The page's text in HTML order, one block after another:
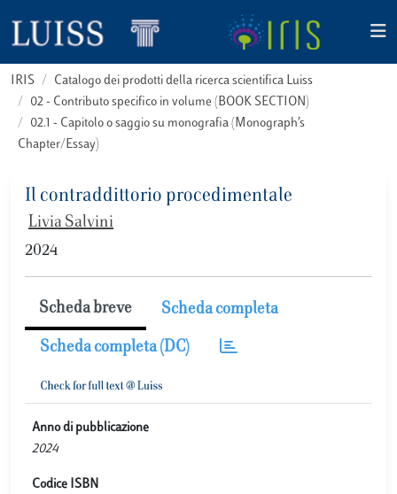
IRIS
Catalogo dei prodotti della ricerca scientifica Luiss
02 - Contributo specifico in volume (BOOK SECTION)
02.1 - Capitolo o saggio su monografia (Monograph’s
Chapter/Essay)
Il contraddittorio procedimentale
Livia Salvini
2024
Scheda breve Scheda completa
Scheda completa (DC)
Anno di pubblicazione
2024
Codice ISBN